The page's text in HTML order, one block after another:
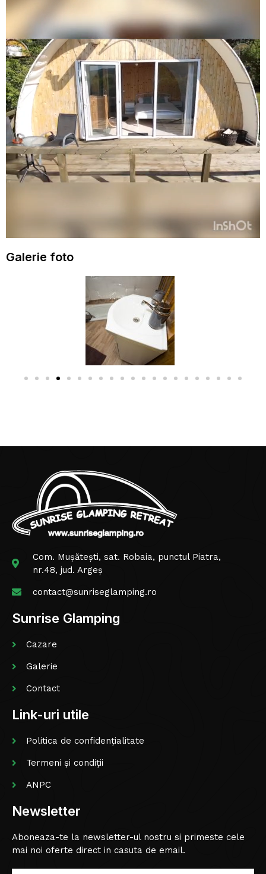
Galerie foto
Com. Mușătești, sat. Robaia, punctul Piatra,
nr.48, jud. Argeș
contact@sunriseglamping.ro
Sunrise Glamping
Cazare
Galerie
Contact
Link-uri utile
Politica de confidențialitate
Termeni și condiții
ANPC
Newsletter
Aboneaza-te la newsletter-ul nostru si primeste cele
mai noi oferte direct in casuta de email.